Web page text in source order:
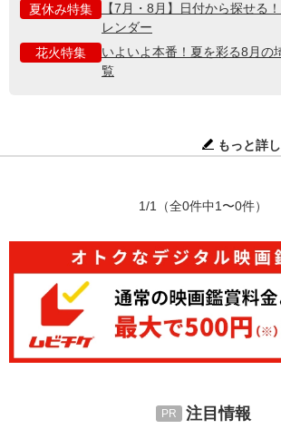
夏休み特集
【7月・8月】日付から探せる
レンダー
花火特集
いよいよ本番！夏を彩る8月の
覧
もっと詳
1/1 （全0件中1〜0件）
注目情報